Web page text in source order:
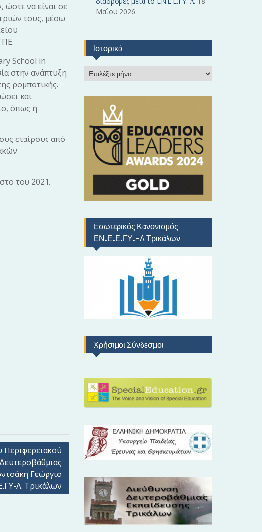
να είναι σε
τους, μέσω
School in
στην ανάπτυξη
ρομποτικής.
και
όπως η
εταίρους από
του 2021.
Γεώργιο
Λ. Τρικάλων
Μαΐου 2026
Ιστορικό
Εσωτερικός Κανονισμός
ΕΝ.Ε.Ε.ΓΥ.-Λ Τρικάλων
Χρήσιμοι Σύνδεσμοι